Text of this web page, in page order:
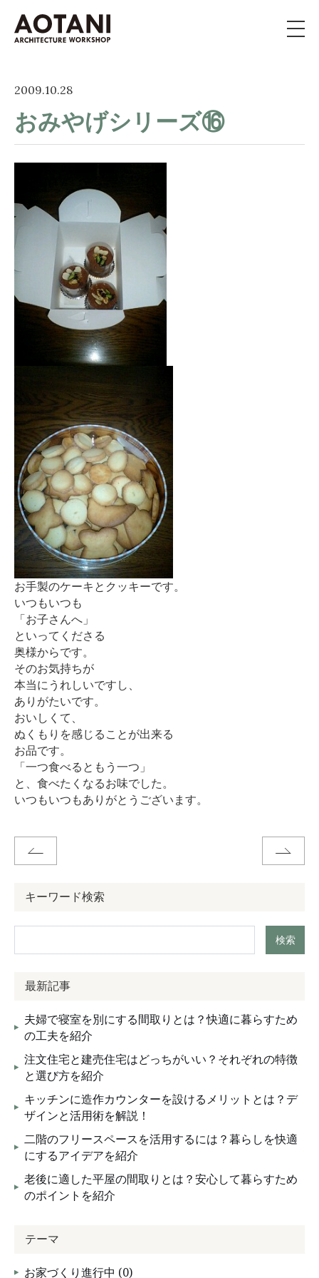
新築・移住・別荘・ リノベを
お考えの方へ
イベント
よくある質問
ライブラリー
お客様の声
会社案内
お問い合わせ
2009.10.28
おみやげシリーズ⑯
お手製のケーキとクッキーです。
いつもいつも
「お子さんへ」
といってくださる
奥様からです。
そのお気持ちが
本当にうれしいですし、
ありがたいです。
おいしくて、
ぬくもりを感じることが出来る
お品です。
「一つ食べるともう一つ」
と、食べたくなるお味でした。
いつもいつもありがとうございます。
キーワード検索
検索
最新記事
夫婦で寝室を別にする間取りとは？快適に暮らすため
の工夫を紹介
注文住宅と建売住宅はどっちがいい？それぞれの特徴
と選び方を紹介
キッチンに造作カウンターを設けるメリットとは？デ
ザインと活用術を解説！
二階のフリースペースを活用するには？暮らしを快適
にするアイデアを紹介
老後に適した平屋の間取りとは？安心して暮らすため
のポイントを紹介
テーマ
お家づくり進行中 (0)